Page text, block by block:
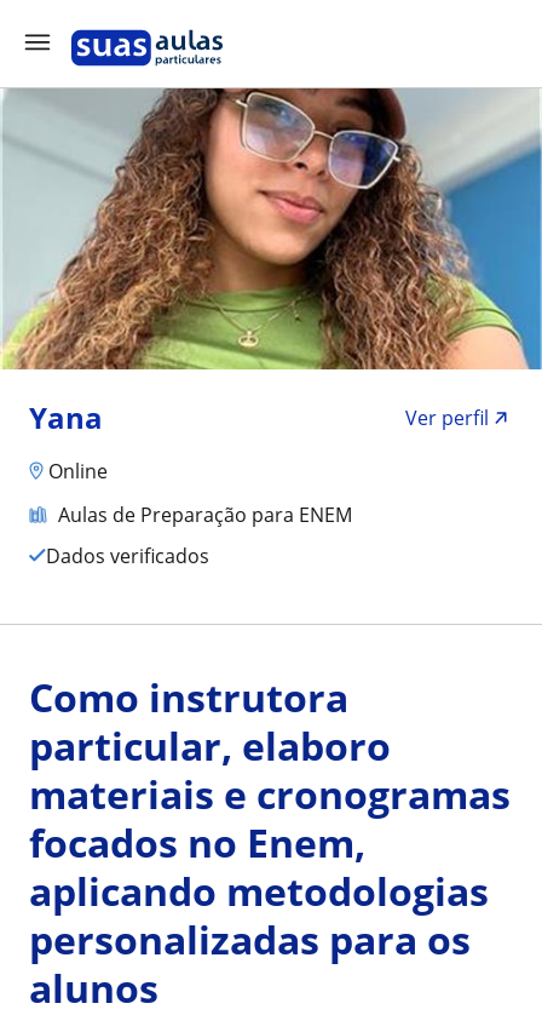
Yana
Ver perfil
Online
Aulas de Preparação para ENEM
Dados verificados
Como instrutora
particular, elaboro
materiais e cronogramas
focados no Enem,
aplicando metodologias
personalizadas para os
alunos